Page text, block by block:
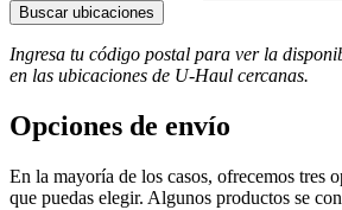
Buscar ubicaciones
Ingresa tu código postal para ver la
en las ubicaciones de U-Haul ​​​​​​​ cercanas.
Opciones de envío
En la mayoría de los casos, ofrecemos tres
que puedas elegir. Algunos productos se